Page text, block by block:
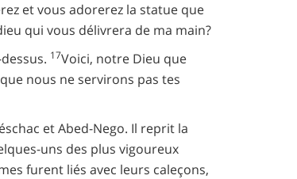
et vous adorerez la statue que
qui vous délivrera de ma main?
17Voici, notre Dieu que
nous ne servirons pas tes
et Abed-Nego. Il reprit la
uns des plus vigoureux
furent liés avec leurs caleçons,